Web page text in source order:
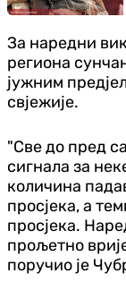
За наредни
региона
јужним
свјежије.
"Све до пред
сигнала за
количина
просјека, а
просјека.
прољетно
поручио је